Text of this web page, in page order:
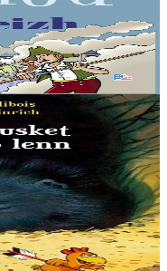
course au large,
et plaisante.
trop vieux, ne
avant qu’elles aillent